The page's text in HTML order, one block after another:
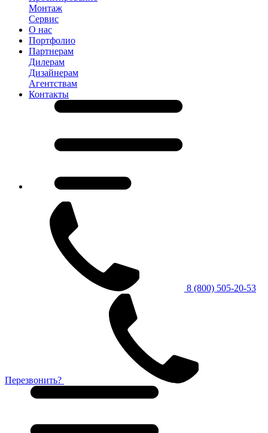
Монтаж
Сервис
О нас
Портфолио
Партнерам
Дилерам
Дизайнерам
Агентствам
Контакты
8 (800) 505-20-53
Перезвонить?